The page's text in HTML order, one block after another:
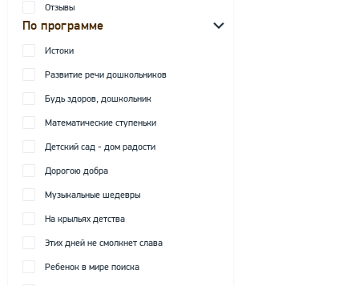
Отзывы
По программе
Истоки
Развитие речи дошкольников
Будь здоров, дошкольник
Математические ступеньки
Детский сад - дом радости
Дорогою добра
Музыкальные шедевры
На крыльях детства
Этих дней не смолкнет слава
Ребенок в мире поиска